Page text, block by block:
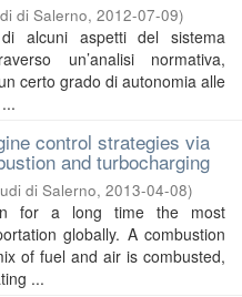
di Salerno, 2012-07-09)
alcuni aspetti del sistema
un’analisi normativa,
certo grado di autonomia alle
control strategies via
and turbocharging
di Salerno, 2013-04-08)
for a long time the most
globally. A combustion
of fuel and air is combusted,
...